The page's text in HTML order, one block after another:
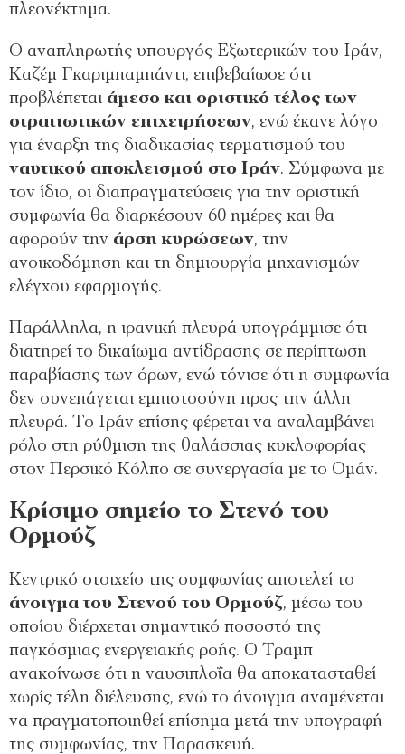
πλεονέκτημα.
Ο αναπληρωτής υπουργός Εξωτερικών του Ιράν,
Καζέμ Γκαριμπαμπάντι, επιβεβαίωσε ότι
προβλέπεται άμεσο και οριστικό τέλος των
στρατιωτικών επιχειρήσεων, ενώ έκανε λόγο
για έναρξη της διαδικασίας τερματισμού του
ναυτικού αποκλεισμού στο Ιράν. Σύμφωνα με
τον ίδιο, οι διαπραγματεύσεις για την οριστική
συμφωνία θα διαρκέσουν 60 ημέρες και θα
αφορούν την άρση κυρώσεων, την
ανοικοδόμηση και τη δημιουργία μηχανισμών
ελέγχου εφαρμογής.
Παράλληλα, η ιρανική πλευρά υπογράμμισε ότι
διατηρεί το δικαίωμα αντίδρασης σε περίπτωση
παραβίασης των όρων, ενώ τόνισε ότι η συμφωνία
δεν συνεπάγεται εμπιστοσύνη προς την άλλη
πλευρά. Το Ιράν επίσης φέρεται να αναλαμβάνει
ρόλο στη ρύθμιση της θαλάσσιας κυκλοφορίας
στον Περσικό Κόλπο σε συνεργασία με το Ομάν.
Κρίσιμο σημείο το Στενό του
Ορμούζ
Κεντρικό στοιχείο της συμφωνίας αποτελεί το
άνοιγμα του Στενού του Ορμούζ, μέσω του
οποίου διέρχεται σημαντικό ποσοστό της
παγκόσμιας ενεργειακής ροής. Ο Τραμπ
ανακοίνωσε ότι η ναυσιπλοΐα θα αποκατασταθεί
χωρίς τέλη διέλευσης, ενώ το άνοιγμα αναμένεται
να πραγματοποιηθεί επίσημα μετά την υπογραφή
της συμφωνίας, την Παρασκευή.